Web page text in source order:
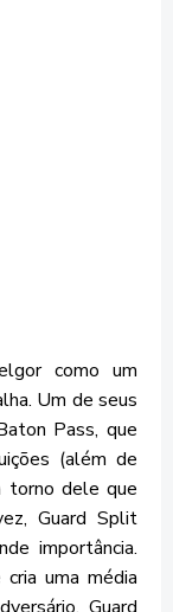
como um
Um de seus
Pass, que
(além de
torno dele que
Guard Split
importância.
uma média
Guard